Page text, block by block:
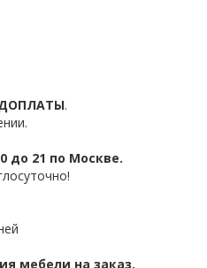
.
до 21 по Москве.
мебели на заказ.